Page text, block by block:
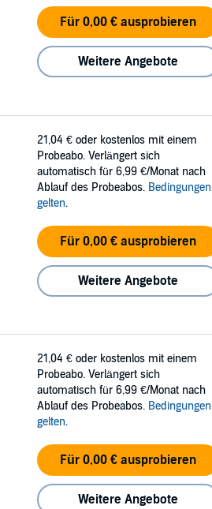
Für 0,00 € ausprobieren
Weitere Angebote
21,04 € oder kostenlos mit einem
Probeabo. Verlängert sich
automatisch für 6,99 €/Monat nach
Ablauf des Probeabos. Bedingungen
gelten.
Für 0,00 € ausprobieren
Weitere Angebote
21,04 € oder kostenlos mit einem
Probeabo. Verlängert sich
automatisch für 6,99 €/Monat nach
Ablauf des Probeabos. Bedingungen
gelten.
Für 0,00 € ausprobieren
Weitere Angebote